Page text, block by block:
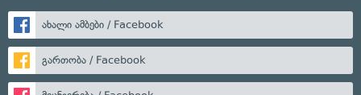
ახალი ამბები / Facebook
გართობა / Facebook